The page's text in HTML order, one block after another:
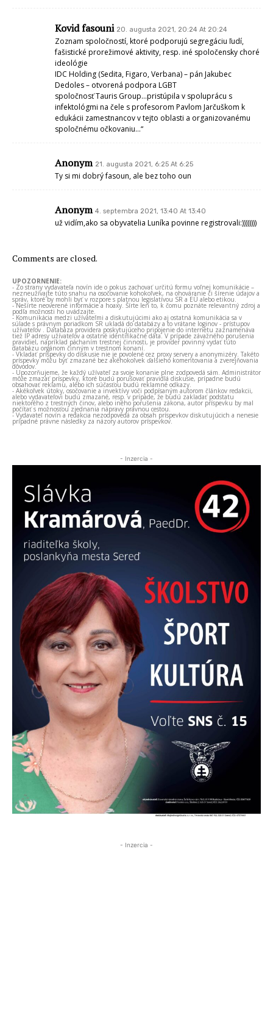
Kovid fasouni 20. augusta 2021, 20:24 At 20:24
Zoznam spoločností, ktoré podporujú segregáciu ľudí,
fašistické prorežimové aktivity, resp. iné spoločensky choré
ideológie
IDC Holding (Sedita, Figaro, Verbana) – pán Jakubec
Dedoles – otvorená podpora LGBT
spoločnosť Tauris Group…pristúpila v spoluprácu s
infektológmi na čele s profesorom Pavlom Jarčuškom k
edukácii zamestnancov v tejto oblasti a organizovanému
spoločnému očkovaniu…“
Anonym 21. augusta 2021, 6:25 At 6:25
Ty si mi dobrý fasoun, ale bez toho oun
Anonym 4. septembra 2021, 13:40 At 13:40
už vidím,ako sa obyvatelia Luníka povinne registrovali:))))))))
Comments are closed.
UPOZORNENIE:
- Zo strany vydavateľa novín ide o pokus zachovať určitú formu voľnej komunikácie –
nezneužívajte túto snahu na osočovanie kohokoľvek, na ohováranie či šírenie údajov a
správ, ktoré by mohli byť v rozpore s platnou legislatívou SR a EÚ alebo etikou.
- Nešírte neoverené informácie a hoaxy. Šírte len to, k čomu poznáte relevantný zdroj a
podľa možnosti ho uvádzajte.
- Komunikácia medzi užívateľmi a diskutujúcimi ako aj ostatná komunikácia sa v
súlade s právnym poriadkom SR ukladá do databázy a to vrátane loginov - prístupov
užívateľov . Databáza providera poskytujúceho pripojenie do internetu zaznamenáva
tiež IP adresy užívateľov a ostatné identifikačné dáta. V prípade závažného porušenia
pravidiel, napríklad páchaním trestnej činnosti, je provider povinný vydať túto
databázu orgánom činným v trestnom konaní.
- Vkladať príspevky do diskusie nie je povolené cez proxy servery a anonymizéry. Takéto
príspevky môžu byť zmazané bez akéhokoľvek ďalšieho komentovania a zverejňovania
dôvodov.
- Upozorňujeme, že každý užívateľ za svoje konanie plne zodpovedá sám. Administrátor
môže zmazať príspevky, ktoré budú porušovať pravidlá diskusie, prípadne budú
obsahovať reklamu, alebo ich súčasťou budú reklamné odkazy.
- Akékoľvek útoky, osočovanie a invektívy voči podpísaným autorom článkov redakcii,
alebo vydavateľovi budú zmazané, resp. v prípade, že budú zakladať podstatu
niektorého z trestných činov, alebo iného porušenia zákona, autor príspevku by mal
počítať s možnosťou zjednania nápravy právnou cestou.
- Vydavateľ novín a redakcia nezodpovedá za obsah príspevkov diskutujúcich a nenesie
prípadné právne následky za názory autorov príspevkov.
- Inzercia -
- Inzercia -